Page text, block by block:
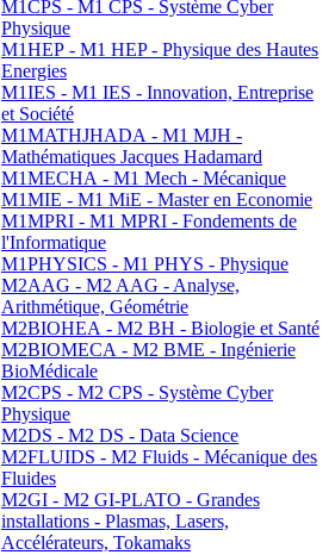
M1CPS - M1 CPS - Système Cyber
Physique
M1HEP - M1 HEP - Physique des Hautes
Energies
M1IES - M1 IES - Innovation, Entreprise
et Société
M1MATHJHADA - M1 MJH -
Mathématiques Jacques Hadamard
M1MECHA - M1 Mech - Mécanique
M1MIE - M1 MiE - Master en Economie
M1MPRI - M1 MPRI - Fondements de
l'Informatique
M1PHYSICS - M1 PHYS - Physique
M2AAG - M2 AAG - Analyse,
Arithmétique, Géométrie
M2BIOHEA - M2 BH - Biologie et Santé
M2BIOMECA - M2 BME - Ingénierie
BioMédicale
M2CPS - M2 CPS - Système Cyber
Physique
M2DS - M2 DS - Data Science
M2FLUIDS - M2 Fluids - Mécanique des
Fluides
M2GI - M2 GI-PLATO - Grandes
installations - Plasmas, Lasers,
Accélérateurs, Tokamaks